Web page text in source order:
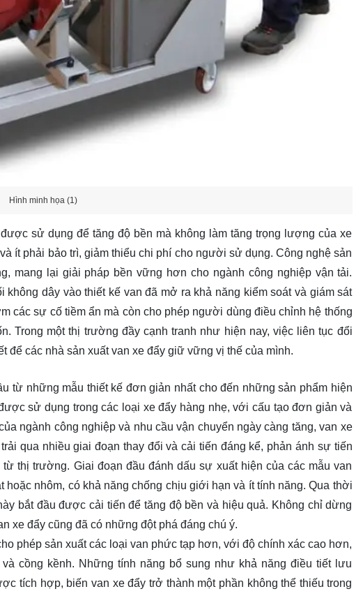
Hình minh họa (1)
sử dụng để tăng độ bền mà không làm tăng trọng lượng của xe
ít phải bảo trì, giảm thiểu chi phí cho người sử dụng. Công nghệ sản
mang lại giải pháp bền vững hơn cho ngành công nghiệp vận tải.
dây vào thiết kế van đã mở ra khả năng kiểm soát và giám sát
các sự cố tiềm ẩn mà còn cho phép người dùng điều chỉnh hệ thống
Trong một thị trường đầy cạnh tranh như hiện nay, việc liên tục đổi
các nhà sản xuất van xe đẩy giữ vững vị thế của mình.
từ những mẫu thiết kế đơn giản nhất cho đến những sản phẩm hiện
sử dụng trong các loại xe đẩy hàng nhẹ, với cấu tạo đơn giản và
ngành công nghiệp và nhu cầu vận chuyển ngày càng tăng, van xe
qua nhiều giai đoạn thay đổi và cải tiến đáng kể, phản ánh sự tiến
thị trường. Giai đoạn đầu đánh dấu sự xuất hiện của các mẫu van
nhôm, có khả năng chống chịu giới hạn và ít tính năng. Qua thời
bắt đầu được cải tiến để tăng độ bền và hiệu quả. Không chỉ dừng
xe đẩy cũng đã có những đột phá đáng chú ý.
phép sản xuất các loại van phức tạp hơn, với độ chính xác cao hơn,
cồng kềnh. Những tính năng bổ sung như khả năng điều tiết lưu
tích hợp, biến van xe đẩy trở thành một phần không thể thiếu trong